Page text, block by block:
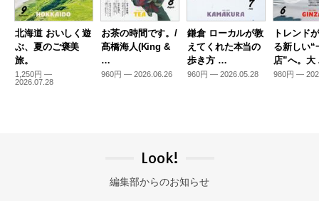
北海道 おいしく遊
ぶ、夏のご褒美
旅。
1,250円 —
2026.07.28
お茶の時間です。/
髙橋海人(King &
…
960円 — 2026.06.26
鎌倉 ローカルが教
えてくれた本当の
歩き方 …
960円 — 2026.05.28
トレンド
る新しい“
店”へ。
980円 —
Look!
編集部からのお知らせ